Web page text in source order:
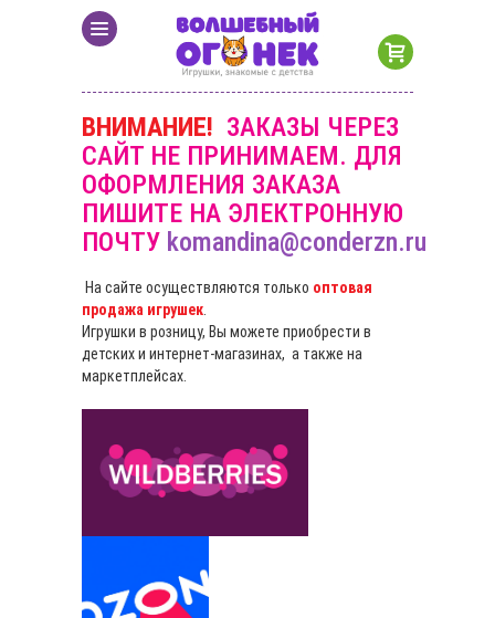
ВНИМАНИЕ! ЗАКАЗЫ ЧЕРЕЗ
САЙТ НЕ ПРИНИМАЕМ. ДЛЯ
ОФОРМЛЕНИЯ ЗАКАЗА
ПИШИТЕ НА ЭЛЕКТРОННУЮ
ПОЧТУ komandina@conderzn.ru
На сайте осуществляются только оптовая
продажа игрушек
Игрушки в розницу, Вы можете приобрести в
детских и интернет-магазинах, а также на
маркетплейсах.